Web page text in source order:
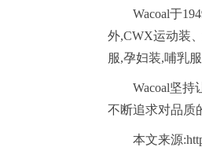
Wacoal于
外,CWX运动装
服,孕妇装,哺乳
Wacoal坚持
不断追求对品质
本文来源